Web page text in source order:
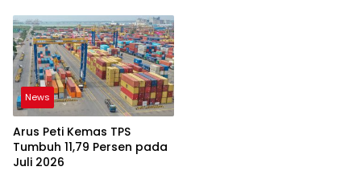
News
Arus Peti Kemas TPS
Tumbuh 11,79 Persen pada
Juli 2026